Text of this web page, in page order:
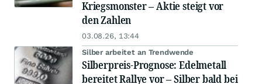
Kriegsmonster – Aktie steigt vor
den Zahlen
03.08.26, 13:44
Silber arbeitet an Trendwende
Silberpreis-Prognose: Edelmetall
bereitet Rallye vor – Silber bald bei